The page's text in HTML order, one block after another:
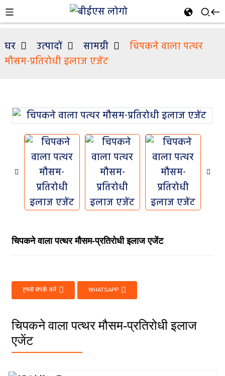
घर उत्पादों सामग्री
चिपकने वाला पत्थर
मौसम-प्रतिरोधी इलाज एजेंट
चिपकने वाला पत्थर मौसम-प्रतिरोधी इलाज एजेंट
हमसे संपर्क करें WHATSAPP
चिपकने वाला पत्थर मौसम-प्रतिरोधी इलाज
एजेंट